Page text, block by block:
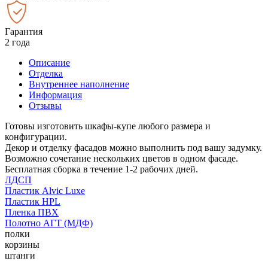
Гарантия
2 года
Описание
Отделка
Внутреннее наполнение
Информация
Отзывы
Готовы изготовить шкафы-купе любого размера и
конфигурации.
Декор и отделку фасадов можно выполнить под вашу задумку.
Возможно сочетание нескольких цветов в одном фасаде.
Бесплатная сборка в течение 1-2 рабочих дней.
ЛДСП
Пластик Alvic Luxe
Пластик HPL
Пленка ПВХ
Полотно АГТ (МДФ)
полки
корзины
штанги